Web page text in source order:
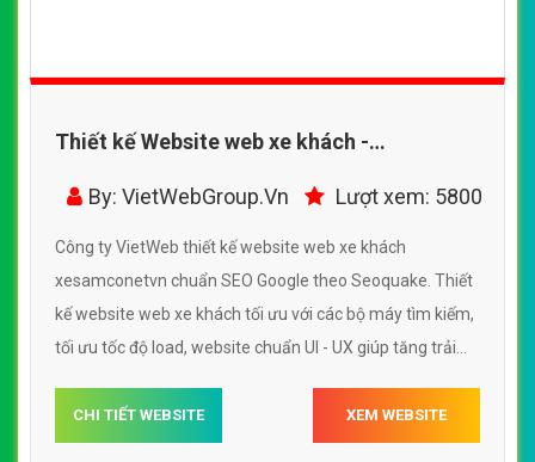
Thiết kế Website web xe khách -
xesamconetvn
By: VietWebGroup.Vn Lượt xem: 5800
Công ty VietWeb thiết kế website web xe khách
xesamconetvn chuẩn SEO Google theo Seoquake. Thiết
kế website web xe khách tối ưu với các bộ máy tìm kiếm,
tối ưu tốc độ load, website chuẩn UI - UX giúp tăng trải
xesamconetvn
CHI TIẾT WEBSITE XEM WEBSITE